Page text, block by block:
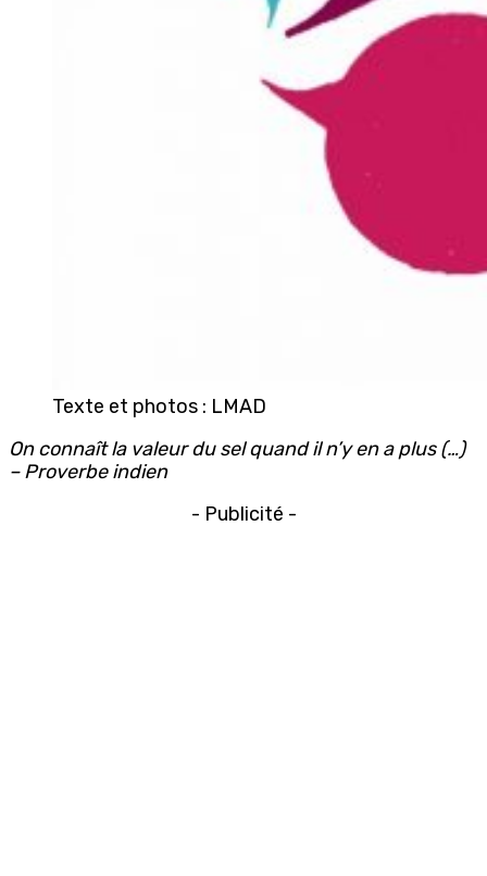
Texte et photos : LMAD
On connaît la valeur du sel quand il n’y en a plus (…)
– Proverbe indien
- Publicité -